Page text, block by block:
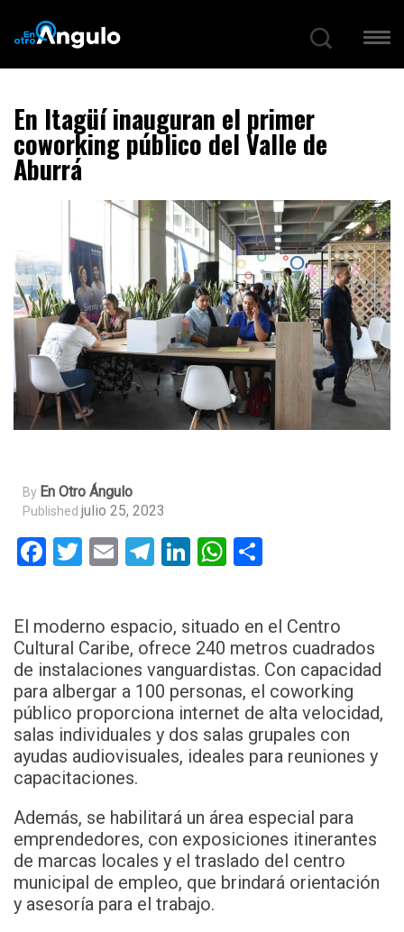
En Itagüí inauguran el primer
coworking público del Valle de
Aburrá
By En Otro Ángulo
Published julio 25, 2023
Facebook
Twitter
EmailTelegram
LinkedIn
WhatsApp
El moderno espacio, situado en el Centro
Cultural Caribe, ofrece 240 metros cuadrados
de instalaciones vanguardistas. Con capacidad
para albergar a 100 personas, el coworking
público proporciona internet de alta velocidad,
salas individuales y dos salas grupales con
ayudas audiovisuales, ideales para reuniones y
capacitaciones.
Además, se habilitará un área especial para
emprendedores, con exposiciones itinerantes
de marcas locales y el traslado del centro
municipal de empleo, que brindará orientación
y asesoría para el trabajo.